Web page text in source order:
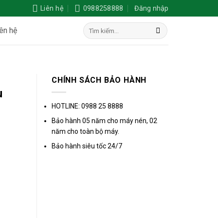
Liên hệ 0988258888 Đăng nhập
hệ
CHÍNH SÁCH BẢO HÀNH
HOTLINE: 0988 25 8888
Bảo hành 05 năm cho máy nén, 02
năm cho toàn bộ máy.
Bảo hành siêu tốc 24/7